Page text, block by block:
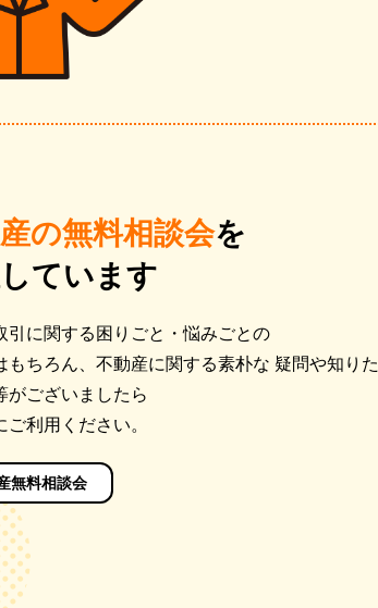
の無料相談会を
ています
引に関する困りごと・悩みごとの
もちろん、不動産に関する素朴な 疑問や知りた
がございましたら
ご利用ください。
無料相談会